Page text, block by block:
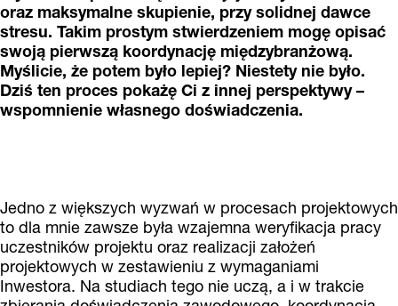
oraz maksymalne skupienie, przy solidnej dawce
stresu. Takim prostym stwierdzeniem mogę opisać
swoją pierwszą koordynację międzybranżową.
Myślicie, że potem było lepiej? Niestety nie było.
Dziś ten proces pokażę Ci z innej perspektywy –
wspomnienie własnego doświadczenia.
Jedno z większych wyzwań w procesach projektowych
to dla mnie zawsze była wzajemna weryfikacja pracy
uczestników projektu oraz realizacji założeń
projektowych w zestawieniu z wymaganiami
Inwestora. Na studiach tego nie uczą, a i w trakcie